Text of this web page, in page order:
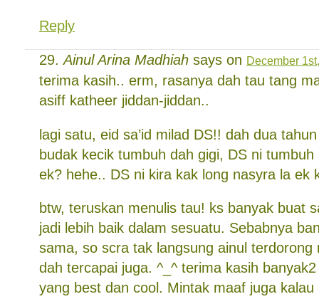
Reply
Ainul Arina Madhiah says on December
terima kasih.. erm, rasanya dah tau tang
asiff katheer jiddan-jiddan..
lagi satu, eid sa’id milad DS!! dah dua
budak kecik tumbuh dah gigi, DS ni
ek? hehe.. DS ni kira kak long nasyra la ek
btw, teruskan menulis tau! ks banyak buat
jadi lebih baik dalam sesuatu. Sebabnya
sama, so scra tak langsung ainul terdorong
dah tercapai juga. ^_^ terima kasih
yang best dan cool. Mintak maaf juga kalau